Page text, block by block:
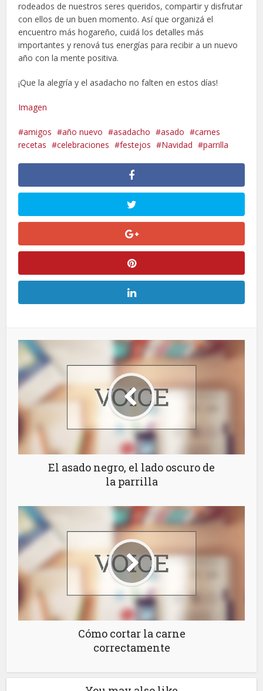
rodeados de nuestros seres queridos, compartir y disfrutar
con ellos de un buen momento. Así que organizá el
encuentro más hogareño, cuidá los detalles más
importantes y renová tus energías para recibir a un nuevo
año con la mente positiva.
¡Que la alegría y el asadacho no falten en estos días!
Imagen
amigos año nuevo asadacho asado
carnes
recetas
celebraciones festejos Navidad parrilla
El asado negro, el lado oscuro de
la parrilla
Cómo cortar la carne
correctamente